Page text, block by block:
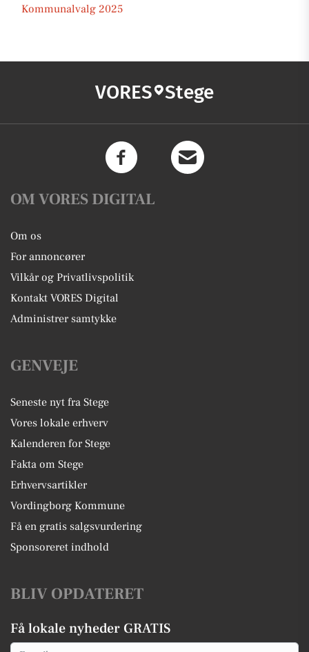
Kommunalvalg 2025
VORES Stege
OM VORES DIGITAL
Om os
For annoncører
Vilkår og Privatlivspolitik
Kontakt VORES Digital
Administrer samtykke
GENVEJE
Seneste nyt fra Stege
Vores lokale erhverv
Kalenderen for Stege
Fakta om Stege
Erhvervsartikler
Vordingborg Kommune
Få en gratis salgsvurdering
Sponsoreret indhold
BLIV OPDATERET
Få lokale nyheder GRATIS